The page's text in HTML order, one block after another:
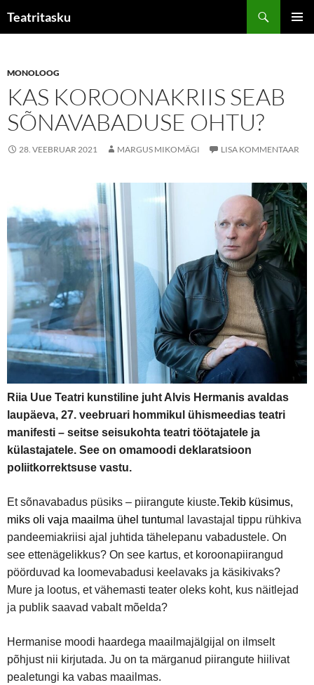
sisu
Teatritasku
MONOLOOG
KAS KOROONAKRIIS SEAB
SÕNAVABADUSE OHTU?
28. VEEBRUAR 2021 MARGUS MIKOMÄGI LISA KOMMENTAAR
Riia Uue Teatri kunstiline juht Alvis Hermanis avaldas
laupäeva, 27. veebruari hommikul ühismeedias teatri
manifesti – seitse seisukohta teatri töötajatele ja
külastajatele. See on omamoodi deklaratsioon
poliitkorrektsuse vastu.
Et sõnavabadus püsiks – piirangute kiuste.Tekib küsimus,
miks oli vaja maailma ühel tuntumal lavastajal tippu rühkiva
pandeemiakriisi ajal juhtida tähelepanu vabadustele. On
see ettenägelikkus? On see kartus, et koroonapiirangud
pöörduvad ka loomevabadusi keelavaks ja käsikivaks?
Mure ja lootus, et vähemasti teater oleks koht, kus näitlejad
ja publik saavad vabalt mõelda?
Hermanise moodi haardega maailmajälgijal on ilmselt
põhjust nii kirjutada. Ju on ta märganud piirangute hiilivat
pealetungi ka vabas maailmas.